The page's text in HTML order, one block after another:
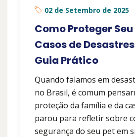
02 de Setembro de 2025
Como Proteger Seu
Casos de
Guia Prático
Quando falamos em
no Brasil, é comum
proteção da família e da
parou para refletir sobre
segurança do seu pet em